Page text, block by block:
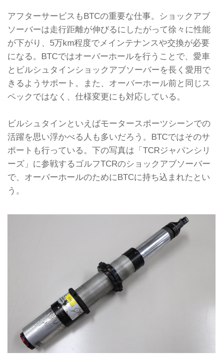
アフターサービスもBTCの重要な仕事。ショックアブ
ソーバーは走行距離が伸びるにしたがって徐々に性能
が下がり、5万km程度でメインテナンスや交換が必要
になる。BTCではオーバーホールを行うことで、愛車
とビルシュタインショックアブソーバーを長く愛用で
きるようサポート。また、オーバーホール前と同じス
ペックではなく、仕様変更にも対応している。
ビルシュタインといえばモータースポーツシーンでの
活躍を思い浮かべる人も多いだろう。BTCではそのサ
ポートも行っている。下の写真は「TCRジャパンシリ
ーズ」に参戦するゴルフTCRのショックアブソーバー
で、オーバーホールのためにBTCに持ち込まれたとい
う。